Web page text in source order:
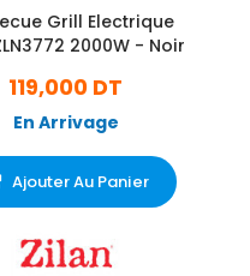
Grill Electrique
2000W - Noir
119,000 DT
En Arrivage
Ajouter Au Panier